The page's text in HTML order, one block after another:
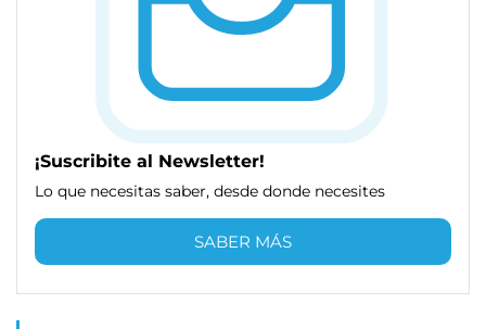
¡Suscribite al Newsletter!
Lo que necesitas saber, desde donde necesites
SABER MÁS